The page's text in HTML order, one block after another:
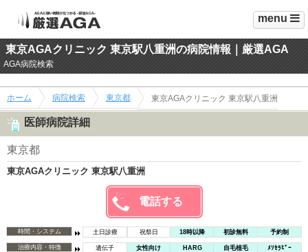
menu
東京AGAクリニック 東京駅八重洲の病院情報｜厳選AGA
AGA病院検索
ホーム 病院検索 東京都 東京AGAクリニック 東京駅八重洲
医師病院詳細
東京都
東京AGAクリニック 東京駅八重洲
電話する
時間・システム 土日診療 祝祭日 18時以降 初診無料 予約制
治療内容・特徴 遺伝子 女性向け HARG 自毛植毛
ﾒｿｾﾗﾋﾟｰ